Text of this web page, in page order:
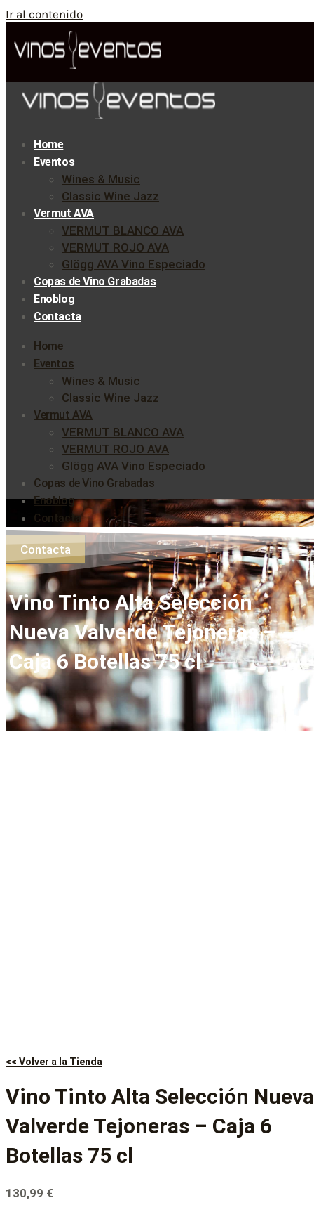
Ir al contenido
Home
Eventos
Wines & Music
Classic Wine Jazz
Vermut AVA
VERMUT BLANCO AVA
VERMUT ROJO AVA
Glögg AVA Vino Especiado
Copas de Vino Grabadas
Enoblog
Contacta
Home
Eventos
Wines & Music
Classic Wine Jazz
Vermut AVA
VERMUT BLANCO AVA
VERMUT ROJO AVA
Glögg AVA Vino Especiado
Copas de Vino Grabadas
Enoblog
Contacta
Contacta
Vino Tinto Alta Selección
Nueva Valverde Tejoneras –
Caja 6 Botellas 75 cl
<< Volver a la Tienda
Vino Tinto Alta Selección Nueva
Valverde Tejoneras – Caja 6
Botellas 75 cl
130,99 €